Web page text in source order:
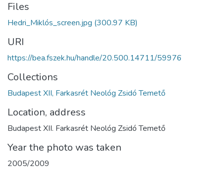
Files
Hedri_Miklós_screen.jpg (300.97 KB)
URI
https://bea.fszek.hu/handle/20.500.14711/59976
Collections
Budapest XII, Farkasrét Neológ Zsidó Temető
Location, address
Budapest XII. Farkasrét Neológ Zsidó Temető
Year the photo was taken
2005/2009